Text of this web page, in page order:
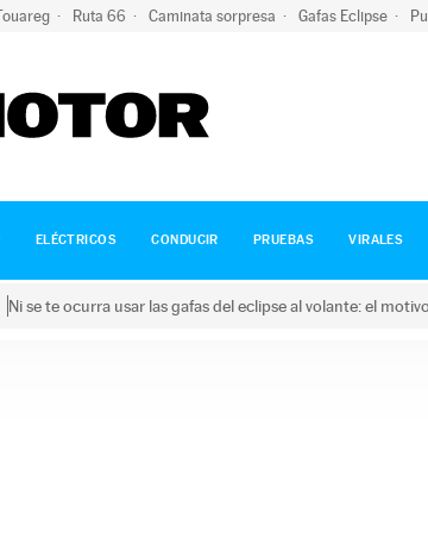
Ruta 66 Caminata sorpresa Gafas Eclipse
ELÉCTRICOS CONDUCIR PRUEBAS VIRALES
Ni se te ocurra usar las gafas del eclipse al volante: el